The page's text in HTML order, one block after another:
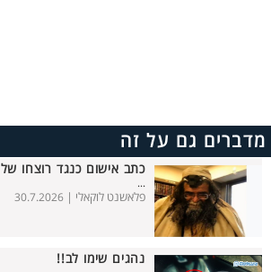
מדברים גם על זה